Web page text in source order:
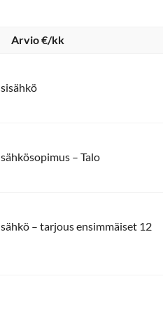
Arvio €/kk
– Talo
– tarjous ensimmäiset 12